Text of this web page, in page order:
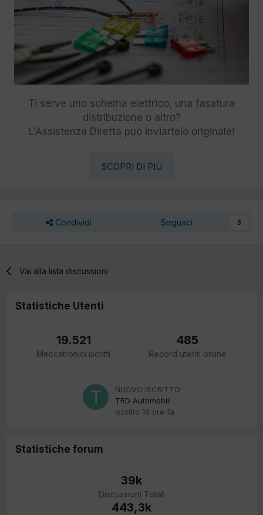
Ti serve uno schema elettrico, una fasatura
distribuzione o altro?
L'Assistenza Diretta può inviartelo originale!
SCOPRI DI PIÙ
Condividi Seguaci 5
Vai alla lista discussioni
Statistiche Utenti
19.521
Meccatronici iscritti
485
Record utenti online
NUOVO ISCRITTO
TRD Automobili
Iscritto 16 ore fa
Statistiche forum
39k
Discussioni Totali
443,3k